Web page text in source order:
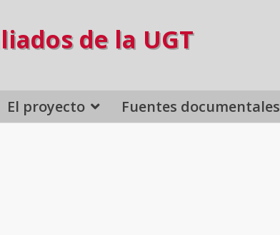
de la UGT
El proyecto Fuentes documentales